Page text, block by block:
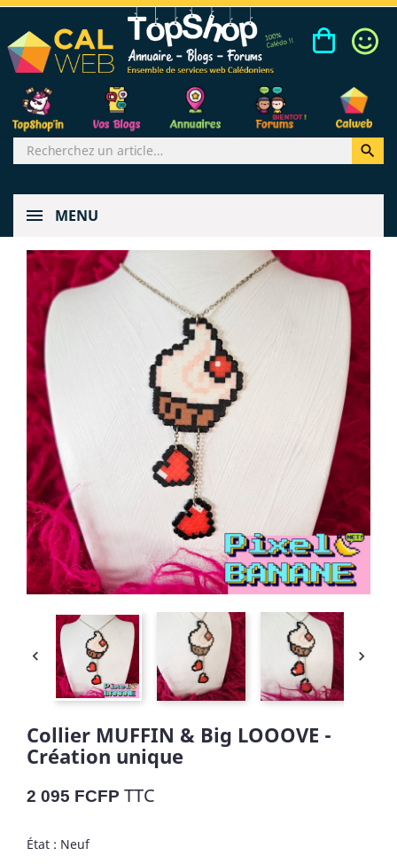

MENU
 
Collier MUFFIN & Big LOOOVE -
Création unique
2 095 FCFP TTC
État : Neuf